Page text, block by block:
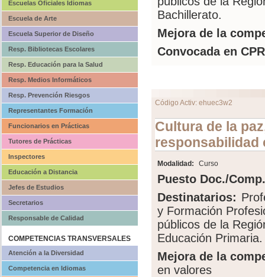
Escuelas Oficiales Idiomas
Escuela de Arte
Escuela Superior de Diseño
Resp. Bibliotecas Escolares
Resp. Educación para la Salud
Resp. Medios Informáticos
Resp. Prevención Riesgos
Representantes Formación
Funcionarios en Prácticas
Tutores de Prácticas
Inspectores
Educación a Distancia
Jefes de Estudios
Secretarios
Responsable de Calidad
COMPETENCIAS TRANSVERSALES
Atención a la Diversidad
Competencia en Idiomas
Bachillerato.
Mejora de la
Convocada en
Código Activ: ehuec3w2
Cultura de la
responsabilidad
Modalidad: Curso
Puesto Doc./
Destinatarios:
y Formación
públicos de la
Educación Primaria.
Mejora de la
en valores